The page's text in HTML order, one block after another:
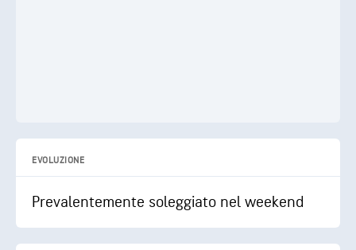
EVOLUZIONE
Prevalentemente soleggiato nel weekend